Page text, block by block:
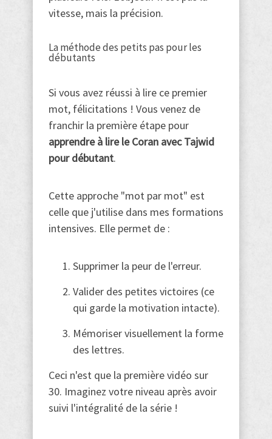
vitesse, mais la précision.
La méthode des petits pas pour les
débutants
Si vous avez réussi à lire ce premier
mot, félicitations ! Vous venez de
franchir la première étape pour
apprendre à lire le Coran avec Tajwid
pour débutant.
Cette approche "mot par mot" est
celle que j'utilise dans mes formations
intensives. Elle permet de :
Supprimer la peur de l'erreur.
Valider des petites victoires (ce
qui garde la motivation intacte).
Mémoriser visuellement la forme
des lettres.
Ceci n'est que la première vidéo sur
30. Imaginez votre niveau après avoir
suivi l'intégralité de la série !